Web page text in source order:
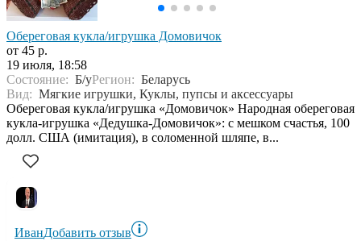
Обереговая кукла/игрушка Домовичок
от 45 р.
19 июля, 18:58
Состояние: Б/уРегион: Беларусь
Вид: Мягкие игрушки, Куклы, пупсы и аксессуары
Обереговая кукла/игрушка «Домовичок» Народная обереговая
кукла-игрушка «Дедушка-Домовичок»: с мешком счастья, 100
долл. США (имитация), в соломенной шляпе, в...
ИванДобавить отзыв